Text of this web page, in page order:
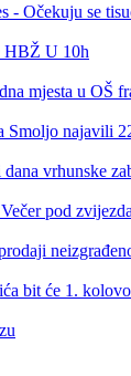
Očekuju se
HBŽ U 10h
mjesta u OŠ
najavili
vrhunske
pod
bit će 1.